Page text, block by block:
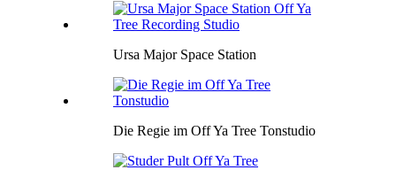
Ursa Major Space Station
Die Regie im Off Ya Tree Tonstudio